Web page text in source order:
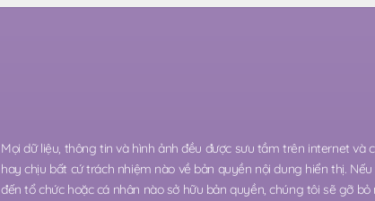
Mọi dữ liệu, thông tin và hình ảnh đều được sưu tầm trên internet và
hay chịu bất cứ trách nhiệm nào về bản quyền nội dung hiển thị.
đến tổ chức hoặc cá nhân nào sở hữu bản quyền, chúng tôi sẽ gỡ